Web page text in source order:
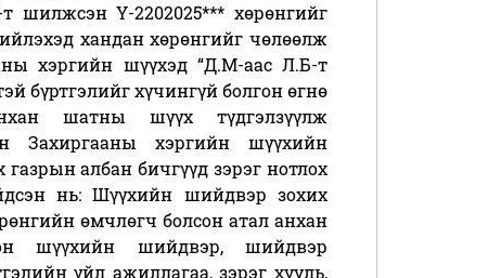
шилжсэн Ү-2202025*** хөрөнгийг
хандан хөрөнгийг чөлөөлж
хэргийн шүүхэд “Д.М-аас Л.Б-т
бүртгэлийг хүчингүй болгон өгнө
шатны шүүх түдгэлзүүлж
Захиргааны хэргийн шүүхийн
албан бичгүүд зэрэг нотлох
нь: Шүүхийн шийдвэр зохих
өмчлөгч болсон атал анхан
шүүхийн шийдвэр, шийдвэр
үйл ажиллагаа, зэрэг хууль,